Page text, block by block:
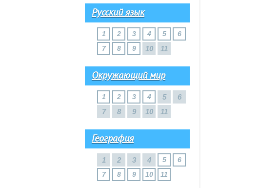
Русский язык
1 2 3 4 5
6
7
8 9 10 11
Окружающий мир
1 2 3 4 5
6
7
8 9 10 11
География
1 2 3 4 5
6
7
8 9 10 11